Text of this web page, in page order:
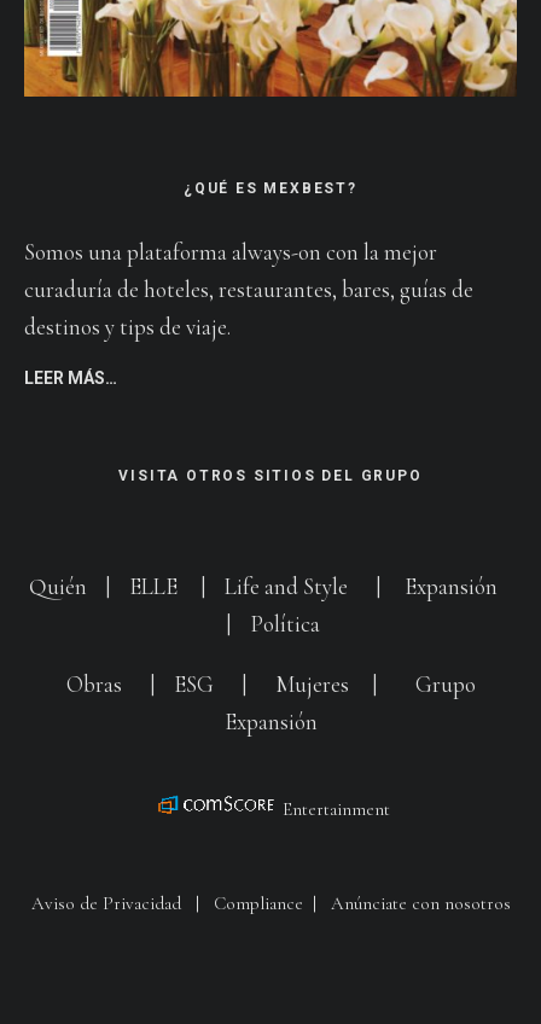
¿QUÉ ES MEXBEST?
Somos una plataforma always-on con la mejor
curaduría de hoteles, restaurantes, bares, guías de
destinos y tips de viaje.
LEER MÁS…
VISITA OTROS SITIOS DEL GRUPO
Quién ELLE Life and Style
Expansión
Política
Obras ESG Mujeres
Grupo
Expansión
Entertainment
Aviso de Privacidad| Compliance | Anúnciate con nosotros